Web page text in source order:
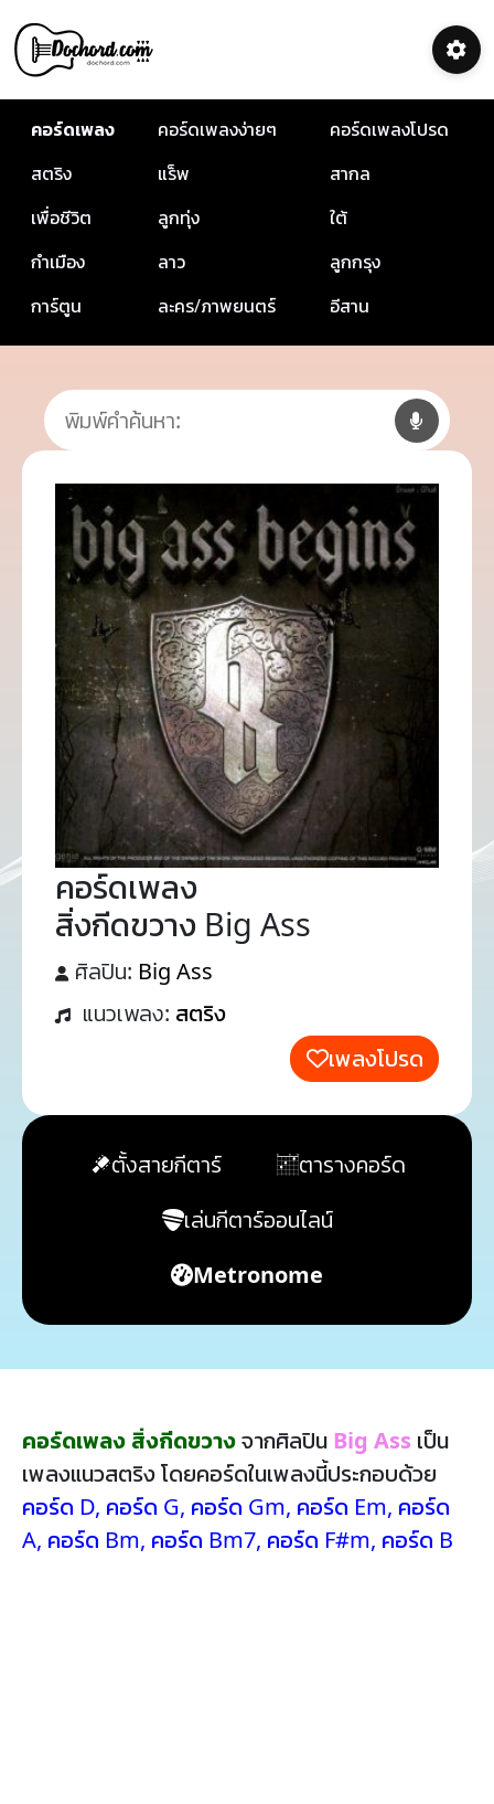
คอร์ดเพลง คอร์ดเพลงง่ายๆ
คอร์ดเพลงโปรด
สตริง
แร็พ
สากล
เพื่อชีวิต
ลูกทุ่ง
ใต้
กำเมือง
ลาว
ลูกกรุง
การ์ตูน
ละคร/ภาพยนตร์ อีสาน
คอร์ดเพลง
สิ่งกีดขวาง Big Ass
ศิลปิน: Big Ass
แนวเพลง: สตริง
เพลงโปรด
ตั้งสายกีตาร์
ตารางคอร์ด
เล่นกีตาร์ออนไลน์
Metronome
คอร์ดเพลง สิ่งกีดขวางจากศิลปิน Big Ass เป็น
เพลงแนวสตริง โดยคอร์ดในเพลงนี้ประกอบด้วย
คอร์ด D, คอร์ด G, คอร์ด Gm, คอร์ด Em, คอร์ด
A, คอร์ด Bm, คอร์ด Bm7, คอร์ด F#m, คอร์ด B